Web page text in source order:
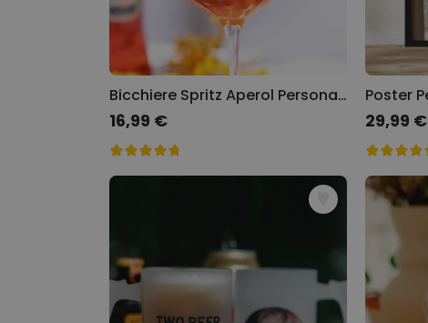
Bicchiere Spritz Aperol Personalizzato con Nome
16,99 € 29,99 €